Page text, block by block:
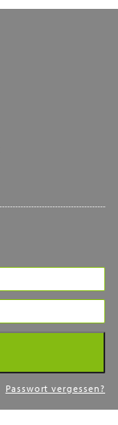
Passwort vergessen?